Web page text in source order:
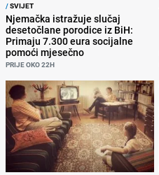
/SVIJET
Njemačka istražuje slučaj
desetočlane porodice iz BiH:
Primaju 7.300 eura socijalne
pomoći mjesečno
PRIJE OKO 22H